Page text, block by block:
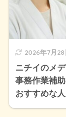
2026年7月28
ニチイのメ
事務作業補
おすすめな